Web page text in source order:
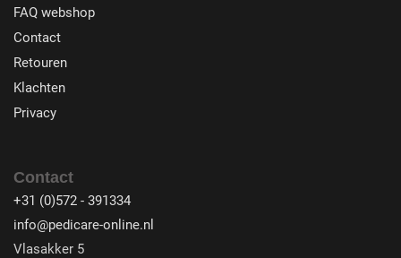
FAQ webshop
Contact
Retouren
Klachten
Privacy
Contact
+31 (0)572 - 391334
info@pedicare-online.nl
Vlasakker 5